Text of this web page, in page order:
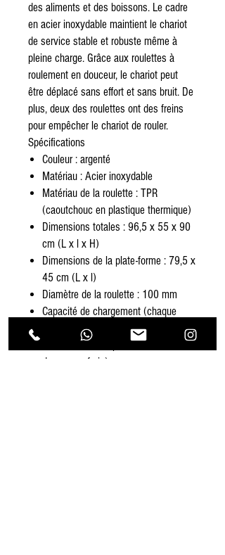
des aliments et des boissons. Le cadre
en acier inoxydable maintient le chariot
de service stable et robuste même à
pleine charge. Grâce aux roulettes à
roulement en douceur, le chariot peut
être déplacé sans effort et sans bruit. De
plus, deux des roulettes ont des freins
pour empêcher le chariot de rouler.
Spécifications
Couleur : argenté
Matériau : Acier inoxydable
Matériau de la roulette : TPR
(caoutchouc en plastique thermique)
Dimensions totales : 96,5 x 55 x 90
cm (L x l x H)
Dimensions de la plate-forme : 79,5 x
45 cm (L x l)
Diamètre de la roulette : 100 mm
Capacité de chargement (chaque
étagère) : 20-25 kg
Avec 4 roulettes pivotantes (dont
deux avec frein)